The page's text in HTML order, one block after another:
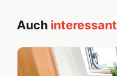
Auch interessant